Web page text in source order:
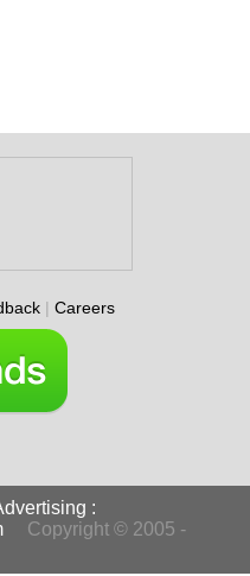
| Careers
:
Copyright © 2005 -